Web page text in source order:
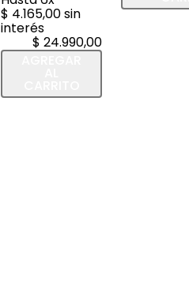
$ 4.165,00sin
interés
$ 24.990,00